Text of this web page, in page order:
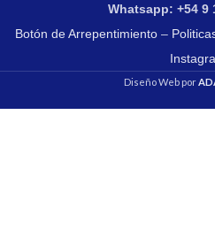
Whatsapp: +54 9
Botón de Arrepentimiento –
Diseño Web por